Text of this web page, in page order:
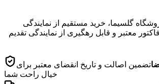
گلسیما، خرید مستقیم از نمایندگی
معتبر و قابل رهگیری از نمایندگی تقدیم
تضمین اصالت و تاریخ انقضای معتبر برای
خیال راحت شما